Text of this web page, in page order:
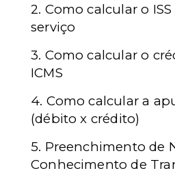
2. Como calcular o
serviço
3. Como calcular o
ICMS
4. Como calcular a
(débito x crédito)
5. Preenchimento de
Conhecimento de